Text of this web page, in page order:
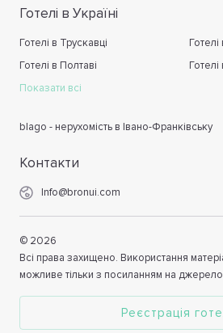
Готелі в Україні
Готелі в Трускавці
Готелі в Полтаві
Показати всі
blago - нерухомість в Івано-Франківську
Контакти
Info@bronui.com
© 2026
Всі права захищено. Використання
можливе тільки з посиланням на
Реєстрація